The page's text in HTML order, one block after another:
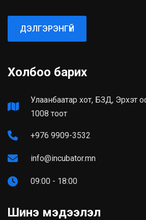
ДЭЛГЭРЭНГҮЙ
Холбоо барих
Улаанбаатар хот, БЗД, Эрхэт
1008 тоот
+976 9909-3532
info@incubator.mn
09:00 - 18:00
Шинэ мэдээлэл